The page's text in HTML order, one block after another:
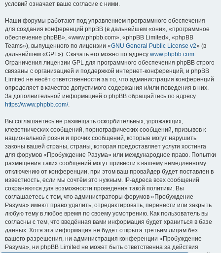
условий означает ваше согласие с ними.
Наши форумы работают под управлением программного обеспечения
для создания конференций phpBB (в дальнейшем «они», «программное
обеспечение phpBB», «www.phpbb.com», «phpBB Limited», «phpBB
Teams»), выпущенного по лицензии «GNU General Public License v2» (в
дальнейшем «GPL»). Скачать его можно по адресу www.phpbb.com.
Ограничения лицензии GPL для программного обеспечения phpBB строго
связаны с организацией и поддержкой интернет-конференций, и phpBB
Limited не несёт ответственности за то, что администрация конференций
определяет в качестве допустимого содержания и/или поведения в них.
За дополнительной информацией о phpBB обращайтесь по адресу
https://www.phpbb.com/.
Вы соглашаетесь не размещать оскорбительных, угрожающих,
клеветнических сообщений, порнографических сообщений, призывов к
национальной розни и прочих сообщений, которые могут нарушить
законы вашей страны, страны, которая предоставляет услуги хостинга
для форумов «Пробуждение Разума» или международное право. Попытки
размещения таких сообщений могут привести к вашему немедленному
отключению от конференции, при этом ваш провайдер будет поставлен в
известность, если мы сочтём это нужным. IP-адреса всех сообщений
сохраняются для возможности проведения такой политики. Вы
соглашаетесь с тем, что администраторы форумов «Пробуждение
Разума» имеют право удалить, отредактировать, перенести или закрыть
любую тему в любое время по своему усмотрению. Как пользователь вы
согласны с тем, что введённая вами информация будет храниться в базе
данных. Хотя эта информация не будет открыта третьим лицам без
вашего разрешения, ни администрация конференции «Пробуждение
Разума», ни phpBB Limited не может быть ответственна за действия